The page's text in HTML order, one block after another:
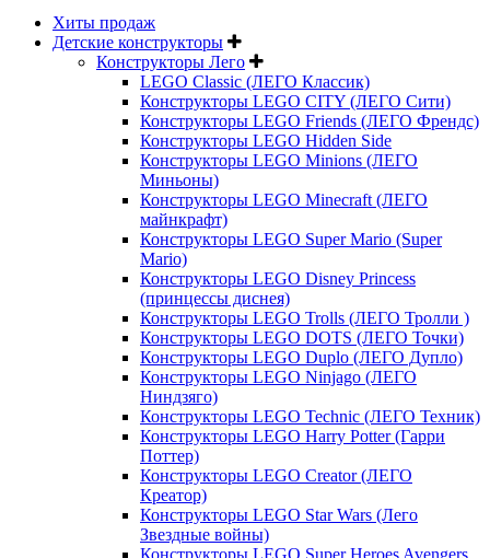
Хиты продаж
Детские конструкторы
Конструкторы Лего
LEGO Classic (ЛЕГО Классик)
Конструкторы LEGO CITY (ЛЕГО Сити)
Конструкторы LEGO Friends (ЛЕГО Френдс)
Конструкторы LEGO Hidden Side
Конструкторы LEGO Minions (ЛЕГО
Миньоны)
Конструкторы LEGO Minecraft (ЛЕГО
майнкрафт)
Конструкторы LEGO Super Mario (Super
Mario)
Конструкторы LEGO Disney Princess
(принцессы диснея)
Конструкторы LEGO Trolls (ЛЕГО Тролли )
Конструкторы LEGO DOTS (ЛЕГО Точки)
Конструкторы LEGO Duplo (ЛЕГО Дупло)
Конструкторы LEGO Ninjago (ЛЕГО
Ниндзяго)
Конструкторы LEGO Technic (ЛЕГО Техник)
Конструкторы LEGO Harry Potter (Гарри
Поттер)
Конструкторы LEGO Creator (ЛЕГО
Креатор)
Конструкторы LEGO Star Wars (Лего
Звездные войны)
Конструкторы LEGO Super Heroes Avengers